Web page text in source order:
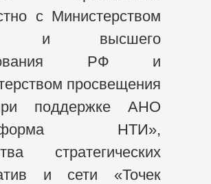
с Министерством
и высшего
РФ и
просвещения
поддержке АНО
НТИ»,
стратегических
и сети «Точек